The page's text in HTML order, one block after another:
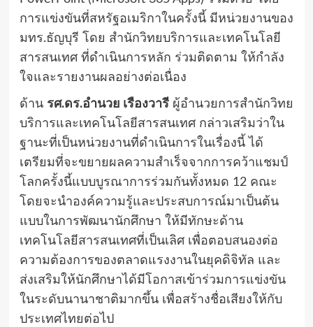
การแข่งขันที่สหรัฐอเมริกาในครั้งนี้ มีหน่วยงานของ
มทร.ธัญบุรี โดย สำนักวิทยบริการและเทคโนโลยี
สารสนเทศ ที่ดำเนินการหลัก ร่วมติดตาม ให้กำลัง
ใจและรายงานผลอย่างต่อเนื่อง
ด้าน รศ.ดร.อำนวย เรืองวารีผู้อำนวยการสำนักวิทย
บริการและเทคโนโลยีสารสนเทศ กล่าวเสริมว่าใน
ฐานะที่เป็นหน่วยงานที่ดำเนินการในเรื่องนี้ ได้
เตรียมที่จะขยายผลความสำเร็จจากการคว้าแชมป์
โลกครั้งนี้แบบบูรณาการร่วมกันทั้งหมด 12 คณะ
โดยจะนำองค์ความรู้และประสบการณ์มาเป็นต้น
แบบในการพัฒนานักศึกษา ให้มีทักษะด้าน
เทคโนโลยีสารสนเทศที่เป็นเลิศ เพื่อตอบสนองต่อ
ความต้องการของตลาดแรงงานในยุคดิจิทัล และ
ส่งเสริมให้นักศึกษาได้มีโอกาสเข้าร่วมการแข่งขัน
ในระดับนานาชาติมากขึ้น เพื่อสร้างชื่อเสียงให้กับ
ประเทศไทยต่อไป